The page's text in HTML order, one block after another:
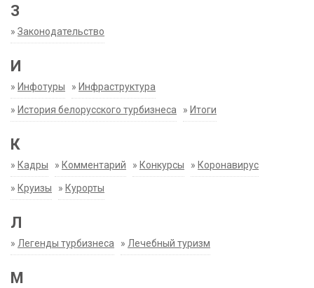
З
» Законодательство
И
» Инфотуры » Инфраструктура
» История белорусского турбизнеса » Итоги
К
» Кадры » Комментарий » Конкурсы » Коронавирус
» Круизы » Курорты
Л
» Легенды турбизнеса » Лечебный туризм
М